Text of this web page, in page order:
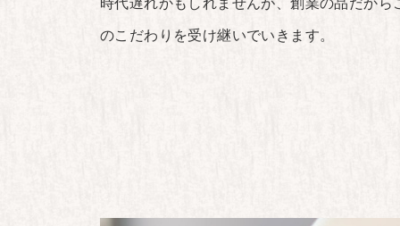
時代遅れかもしれませんが、創業の品だから
のこだわりを受け継いでいきます。